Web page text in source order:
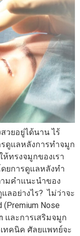
วยอยู่ได้นาน ไร้
ดูแลหลังการทำจมูก
ทรงจมูกของเรา
ยการดูแลหลังทำ
มคำแนะนำของ
ลอย่างไร? ไม่ว่าจะ
Nose
และการเสริมจมูก
เทคนิค ศัลยแพทย์จะ